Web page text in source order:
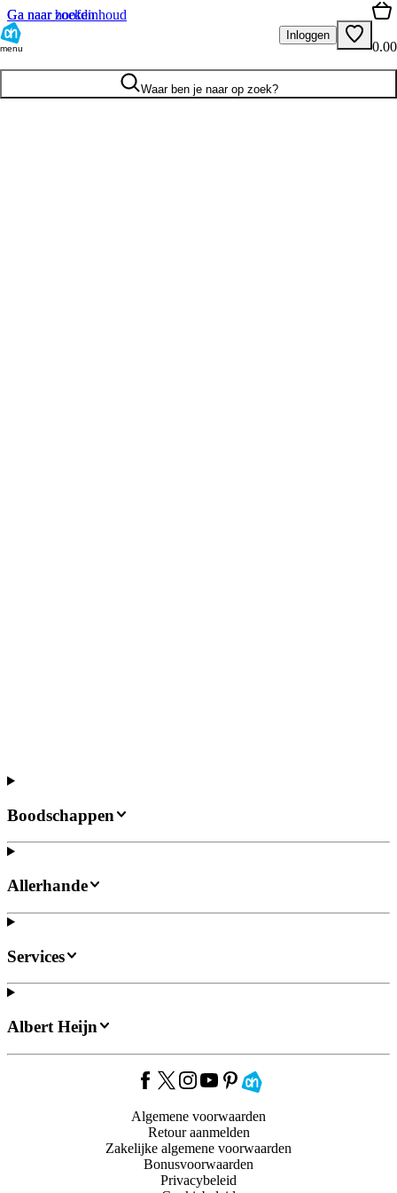
Ga naar hoofdinhoud
Ga naar zoeken
menu
Inloggen
0.00
Waar ben je naar op zoek?
Boodschappen
Allerhande
Services
Albert Heijn
Algemene voorwaarden
Retour aanmelden
Zakelijke algemene voorwaarden
Bonusvoorwaarden
Privacybeleid